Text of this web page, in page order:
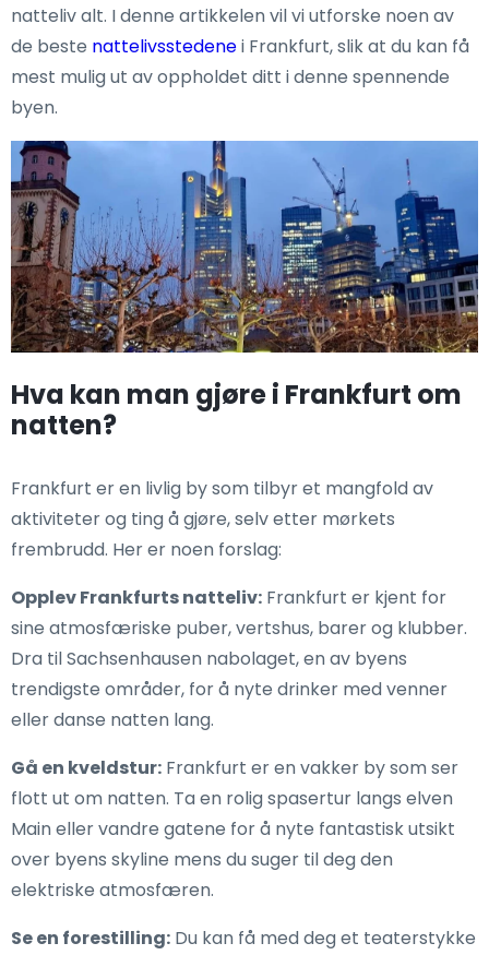
natteliv alt. I denne artikkelen vil vi utforske noen av
de beste nattelivsstedenei Frankfurt, slik at du kan få
mest mulig ut av oppholdet ditt i denne spennende
byen.
Hva kan man gjøre i Frankfurt om
natten?
Frankfurt er en livlig by som tilbyr et mangfold av
aktiviteter og ting å gjøre, selv etter mørkets
frembrudd. Her er noen forslag:
Opplev Frankfurts natteliv: Frankfurt er kjent for
sine atmosfæriske puber, vertshus, barer og klubber.
Dra til Sachsenhausen nabolaget, en av byens
trendigste områder, for å nyte drinker med venner
eller danse natten lang.
Gå en kveldstur: Frankfurt er en vakker by som ser
flott ut om natten. Ta en rolig spasertur langs elven
Main eller vandre gatene for å nyte fantastisk utsikt
over byens skyline mens du suger til deg den
elektriske atmosfæren.
Se en forestilling: Du kan få med deg et teaterstykke